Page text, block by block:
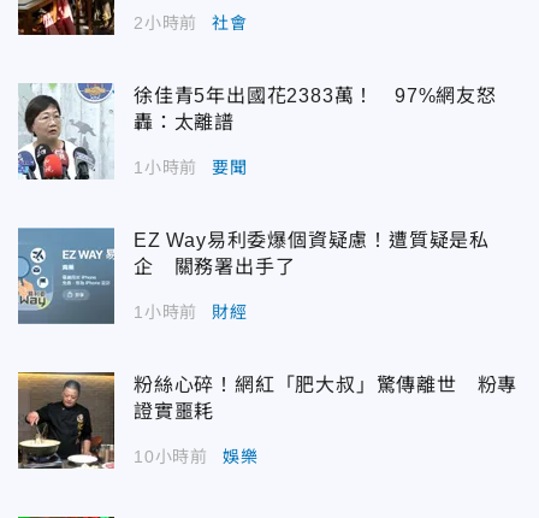
2小時前 社會
徐佳青5年出國花2383萬！ 97%網友怒
轟：太離譜
1小時前 要聞
EZ Way易利委爆個資疑慮！遭質疑是私
企 關務署出手了
1小時前 財經
粉絲心碎！網紅「肥大叔」驚傳離世 粉專
證實噩耗
10小時前 娛樂